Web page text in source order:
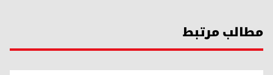
مطالب مرتبط